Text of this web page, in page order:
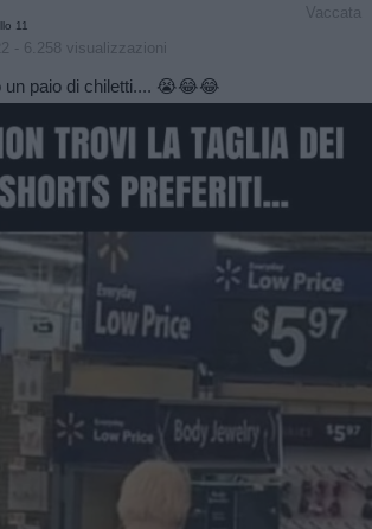
Vaccata
11
- 6.258 visualizzazioni
paio di chiletti.... 😭😂😂